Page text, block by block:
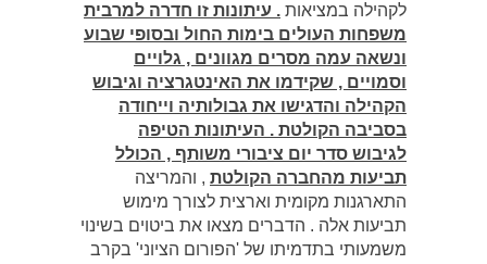
לקהילה במציאות . עיתונות זו חדרה למרבית
משפחות העולים בימות החול ובסופי שבוע
ונשאה עמה מסרים מגוונים , גלויים
וסמויים , שקידמו את האינטגרציה וגיבוש
הקהילה והדגישו את גבולותיה וייחודה
בסביבה הקולטת . העיתונות הטיפה
לגיבוש סדר יום ציבורי משותף , הכולל
תביעות מהחברה הקולטת , והמריצה
התארגנות מקומית וארצית לצורך מימוש
תביעות אלה . הדברים מצאו את ביטוים בשינוי
משמעותי בתדמיתו של 'הפורום הציוני' בקרב